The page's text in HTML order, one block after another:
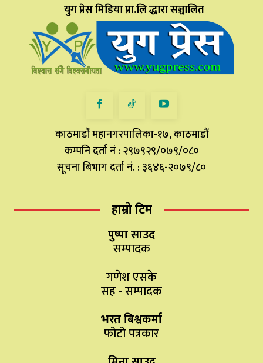
युग प्रेस मिडिया प्रा.लि द्धारा सञ्चालित
काठमाडौं महानगरपालिका-१७, काठमाडौं
कम्पनि दर्ता नं : २९७९२९/०७९/०८०
सूचना बिभाग दर्ता नं. : ३६४६-२०७९/८०
हाम्रो टिम
पुष्पा साउद
सम्पादक
गणेश एसके
सह - सम्पादक
भरत बिश्वकर्मा
फोटो पत्रकार